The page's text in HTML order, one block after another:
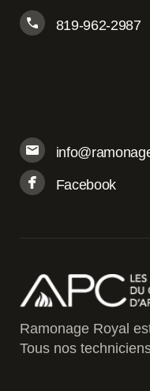
819-962-2987
Facebook
Ramonage Royal
Tous nos